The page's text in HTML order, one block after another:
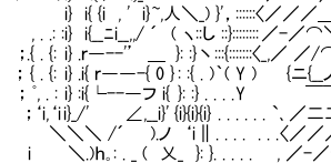
, ' i} ~,人＼_) }'，::::::〈
i{__ﾆi__,,/ ´ ( ヽ::し
i} .ｒ―--'’ ＿ }: :}丶
i} .i{ ｒ――-{ 0 } : :{ . )｀ (
: i} :i{└--―フ i{ }: :} . . . .
' ∠,__i}' {i}{i}{i} . . . . . . `､ ／
/´ ).ノ ‘i ∥ . . . . . . . 〈
＼.)ｈ｡: . _ ( 乂_ }: }. . . . . , ／